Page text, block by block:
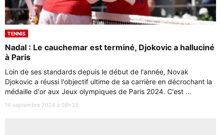
TENNIS
Nadal : Le cauchemar est terminé, Djokovic a halluciné
à Paris
Loin de ses standards depuis le début de l'année, Novak
Djokovic a réussi l'objectif ultime de sa carrière en décrochant la
médaille d'or aux Jeux olympiques de Paris 2024. C'est ...
14 septembre 2024 à 08h35